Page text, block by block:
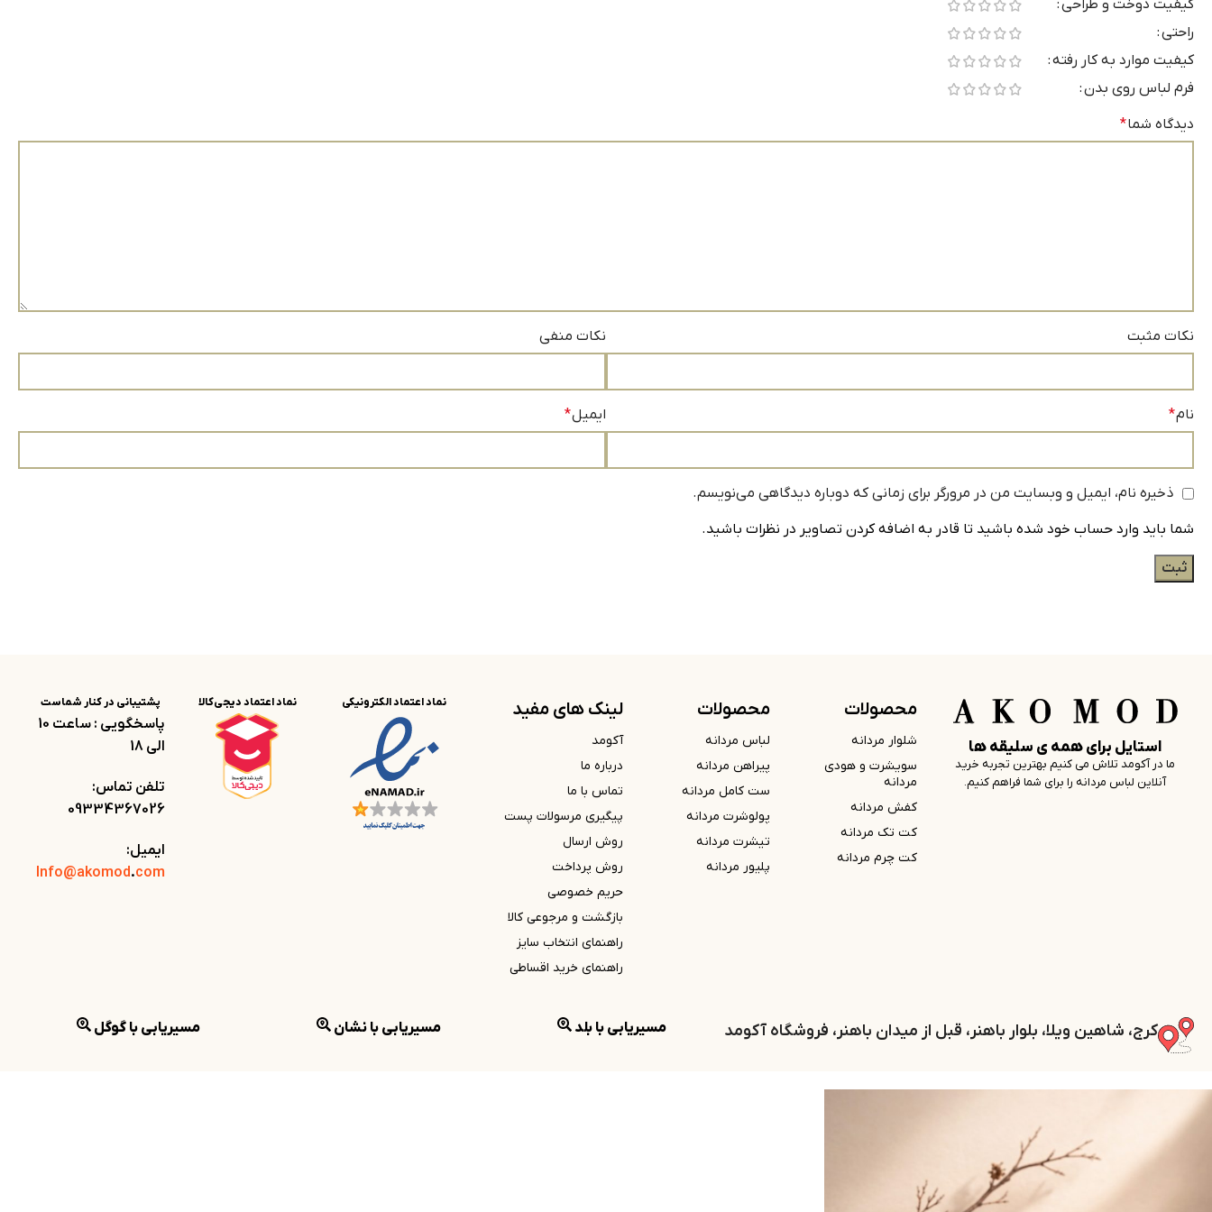
کیفیت دوخت و طراحی
راحتی
کیفیت موارد به کار رفته
فرم لباس روی بدن
دیدگاه شما*
نکات مثبت نکات منفی
نام* ایمیل*
ذخیره نام، ایمیل و وبسایت من در مرورگر برای زمانی که دوباره دیدگاهی می‌نویسم.
شما باید وارد حساب خود شده باشید تا قادر به اضافه کردن تصاویر در نظرات باشید.
استایل برای همه ی سلیقه ها
ما در آکومد تلاش می کنیم بهترین تجربه خرید
آنلاین لباس مردانه را برای شما فراهم کنیم.
محصولات
شلوار مردانه
سویشرت و هودی
مردانه
کفش مردانه
کت تک مردانه
کت چرم مردانه
محصولات
لباس مردانه
پیراهن مردانه
ست کامل مردانه
پولوشرت مردانه
تیشرت مردانه
پلیور مردانه
لینک های مفید
آکومد
درباره ما
تماس با ما
پیگیری مرسولات پست
روش ارسال
روش پرداخت
حریم خصوصی
بازگشت و مرجوعی کالا
راهنمای انتخاب سایز
راهنمای خرید اقساطی
نماد اعتماد الکترونیکی نماد اعتماد دیجی‌کالا پشتیبانی در کنار شماست
پاسخگویی : ساعت 10
الی 18
تلفن تماس:
09334367026
ایمیل:
Info@akomod.com
کرج، شاهین ویلا، بلوار باهنر، قبل از میدان باهنر، فروشگاه آکومد مسیریابی با بلد مسیریابی با نشان مسیریابی با گوگل